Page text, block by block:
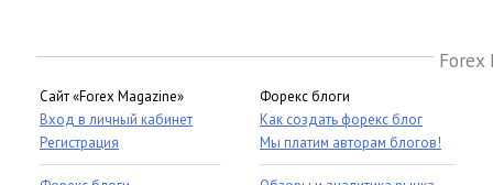
Сайт «Forex Magazine»
Вход в личный кабинет
Регистрация
Форекс блоги
Как создать форекс блог
Мы платим авторам блогов!